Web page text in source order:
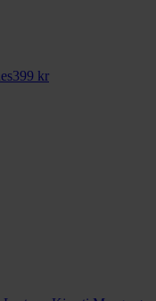
399 kr